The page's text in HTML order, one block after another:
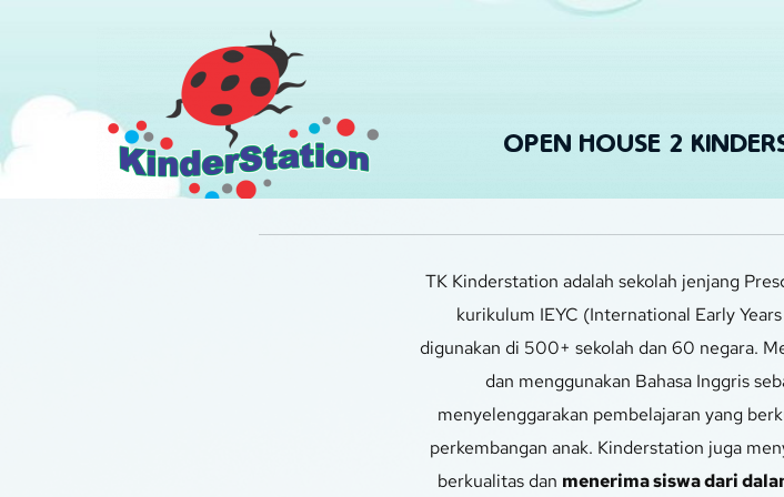
OPEN HOUSE 2
TK Kinderstation adalah sekolah jenjang
kurikulum IEYC (International Early
digunakan di 500+ sekolah dan 60 negara.
dan menggunakan Bahasa Inggris
menyelenggarakan pembelajaran yang
perkembangan anak. Kinderstation juga
berkualitas dan menerima siswa dari